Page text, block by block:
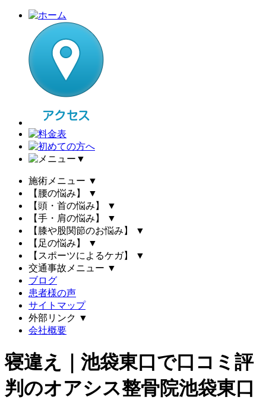
▼
施術メニュー ▼
【腰の悩み】
▼
【頭・首の悩み】
▼
【手・肩の悩み】
▼
【膝や股関節のお悩み】
▼
【足の悩み】
▼
【スポーツによるケガ】
▼
交通事故メニュー ▼
ブログ
患者様の声
サイトマップ
外部リンク ▼
会社概要
寝違え｜池袋東口で口コミ評
判のオアシス整骨院池袋東口